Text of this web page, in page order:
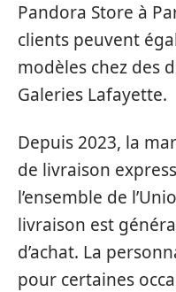
Pandora Store à
clients peuvent
modèles chez des
Galeries Lafayette.
Depuis 2023, la
de livraison
l’ensemble de
livraison est
d’achat. La
pour certaines